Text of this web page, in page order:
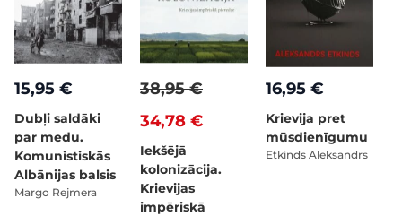
15,95 €
Dubļi saldāki
par medu.
Komunistiskās
Albānijas balsis
Margo Rejmera
34,78 €
38,95 €
Iekšējā
kolonizācija.
Krievijas
impēriskā
16,95 €
Krievija pret
mūsdienīgumu
Etkinds Aleksandrs